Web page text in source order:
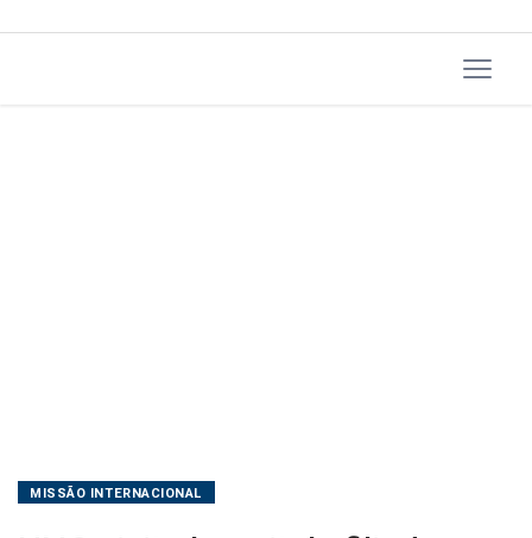
MISSÃO INTERNACIONAL